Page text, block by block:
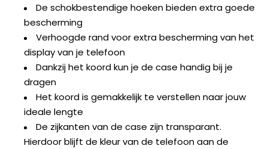
De schokbestendige hoeken bieden extra goede
bescherming
Verhoogde rand voor extra bescherming van het
display van je telefoon
Dankzij het koord kun je de case handig bij je
dragen
Het koord is gemakkelijk te verstellen naar jouw
ideale lengte
De zijkanten van de case zijn transparant.
Hierdoor blijft de kleur van de telefoon aan de